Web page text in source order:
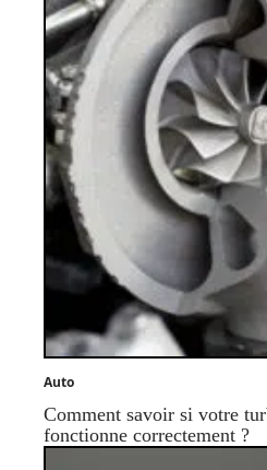
Auto
Comment savoir si votre
fonctionne correctement ?